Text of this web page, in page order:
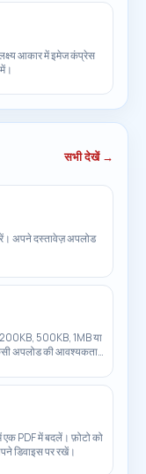
आकार में इमेज कंप्रेस
सभी देखें →
अपने दस्तावेज़ अपलोड
500KB, 1MB या
अपलोड की आवश्यकता
एक PDF में बदलें। फ़ोटो को
डिवाइस पर रखें।